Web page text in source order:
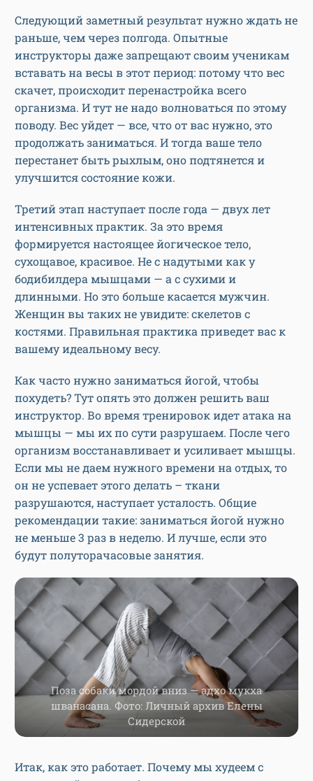
Следующий заметный результат нужно ждать не
раньше, чем через полгода. Опытные
инструкторы даже запрещают своим ученикам
вставать на весы в этот период: потому что вес
скачет, происходит перенастройка всего
организма. И тут не надо волноваться по этому
поводу. Вес уйдет — все, что от вас нужно, это
продолжать заниматься. И тогда ваше тело
перестанет быть рыхлым, оно подтянется и
улучшится состояние кожи.
Третий этап наступает после года — двух лет
интенсивных практик. За это время
формируется настоящее йогическое тело,
сухощавое, красивое. Не с надутыми как у
бодибилдера мышцами — а с сухими и
длинными. Но это больше касается мужчин.
Женщин вы таких не увидите: скелетов с
костями. Правильная практика приведет вас к
вашему идеальному весу.
Как часто нужно заниматься йогой, чтобы
похудеть? Тут опять это должен решить ваш
инструктор. Во время тренировок идет атака на
мышцы — мы их по сути разрушаем. После чего
организм восстанавливает и усиливает мышцы.
Если мы не даем нужного времени на отдых, то
он не успевает этого делать – ткани
разрушаются, наступает усталость. Общие
рекомендации такие: заниматься йогой нужно
не меньше 3 раз в неделю. И лучше, если это
будут полуторачасовые занятия.
Поза собаки мордой вниз — адхо мукха
шванасана. Фото: Личный архив Елены
Сидерской
Итак, как это работает. Почему мы худеем с